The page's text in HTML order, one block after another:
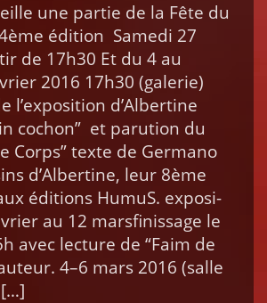
une par­tie de la Fête du
édi­tion Same­di 27
de 17h30 Et du 4 au
2016 17h30 (galerie)
l’ex­po­si­tion d’Al­ber­tine
cochon” et paru­tion du
Corps” texte de Ger­mano
d’Al­ber­tine, leur 8ème
édi­tions HumuS. expo­si­
au 12 marsfinis­sage le
avec lec­ture de “Faim de
4–6 mars 2016 (salle